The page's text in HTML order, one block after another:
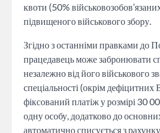
квоти (50%
підвищеного військового збору.
Згідно з останніми правками до
працедавець може забронювати
незалежно від його військового
спеціальності (окрім
фіксований платіж у розмірі 30
одну особу, додатково до
автоматично списується з